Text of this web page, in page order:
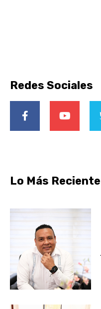
Redes Sociales
Lo Más Reciente